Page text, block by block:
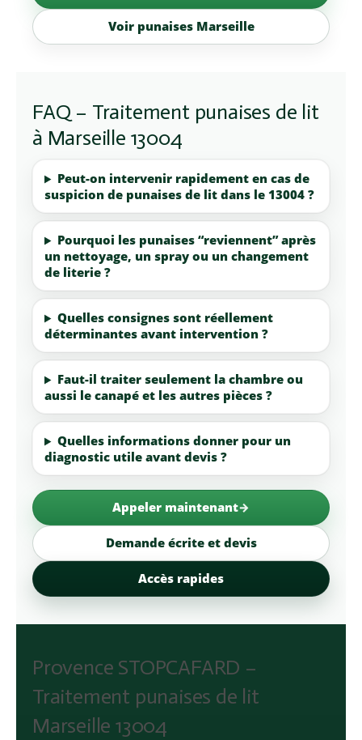
Voir punaises Marseille
FAQ – Traitement punaises de lit
à Marseille 13004
Peut-on intervenir rapidement en cas de
suspicion de punaises de lit dans le 13004 ?
Pourquoi les punaises “reviennent” après
un nettoyage, un spray ou un changement
de literie ?
Quelles consignes sont réellement
déterminantes avant intervention ?
Faut-il traiter seulement la chambre ou
aussi le canapé et les autres pièces ?
Quelles informations donner pour un
diagnostic utile avant devis ?
Appeler maintenant
Demande écrite et devis
Accès rapides
Provence STOPCAFARD –
Traitement punaises de lit
Marseille 13004